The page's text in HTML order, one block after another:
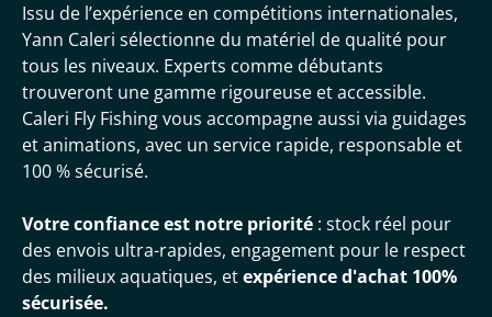
Issu de l’expérience en compétitions internationales,
Yann Caleri sélectionne du matériel de qualité pour
tous les niveaux. Experts comme débutants
trouveront une gamme rigoureuse et accessible.
Caleri Fly Fishing vous accompagne aussi via guidages
et animations, avec un service rapide, responsable et
100 % sécurisé.
Votre confiance est notre priorité : stock réel pour
des envois ultra-rapides, engagement pour le respect
des milieux aquatiques, etexpérience d'achat 100%
sécurisée.